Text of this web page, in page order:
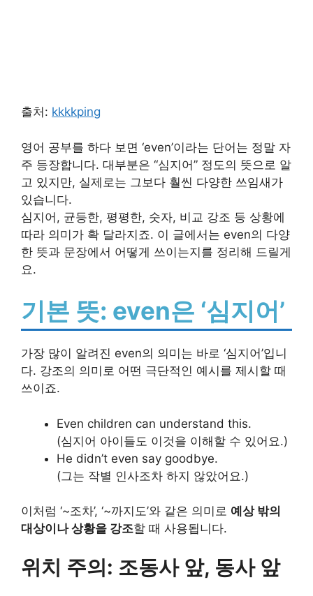
출처: kkkkping
영어 공부를 하다 보면 ‘even’이라는 단어는 정말 자
주 등장합니다. 대부분은 “심지어” 정도의 뜻으로 알
고 있지만, 실제로는 그보다 훨씬 다양한 쓰임새가
있습니다.
심지어, 균등한, 평평한, 숫자, 비교 강조 등 상황에
따라 의미가 확 달라지죠. 이 글에서는 even의 다양
한 뜻과 문장에서 어떻게 쓰이는지를 정리해 드릴게
요.
기본 뜻: even은 ‘심지어’
가장 많이 알려진 even의 의미는 바로 ‘심지어’입니
다. 강조의 의미로 어떤 극단적인 예시를 제시할 때
쓰이죠.
Even children can understand this.
(심지어 아이들도 이것을 이해할 수 있어요.)
He didn’t even say goodbye.
(그는 작별 인사조차 하지 않았어요.)
이처럼 ‘~조차’, ‘~까지도’와 같은 의미로 예상 밖의
대상이나 상황을 강조할 때 사용됩니다.
위치 주의: 조동사 앞, 동사 앞